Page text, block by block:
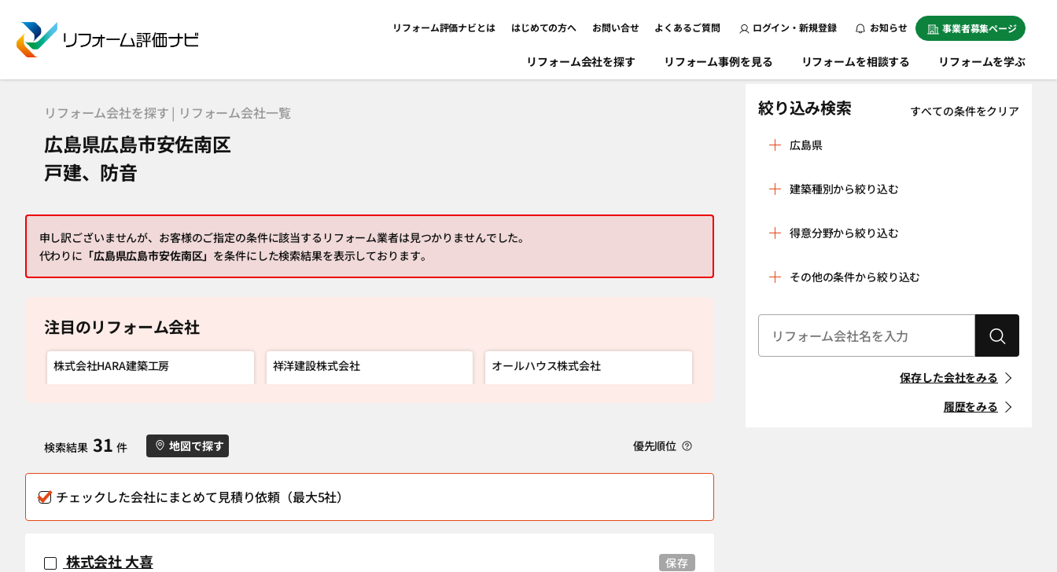
リフォーム評価ナビとは はじめての方へ お問い合せ よくあるご質問 ログイン・新規登録 お知らせ 事業者募集ページ
リフォーム会社を探す リフォーム事例を見る リフォームを相談する リフォームを学ぶ
リフォーム会社を探す | リフォーム会社一覧
広島県広島市安佐南区
戸建、防音
申し訳ございませんが、お客様のご指定の条件に該当するリフォーム業者は見つかりませんでした。
代わりに 「広島県広島市安佐南区」 を条件にした検索結果を表示しております。
注目のリフォーム会社
株式会社HARA建築工房 祥洋建設株式会社 オールハウス株式会社
検索結果 31 件 地図で探す 優先順位
チェックした会社にまとめて見積り依頼（最大5社）
株式会社 大喜 保存
絞り込み検索 すべての条件をクリア
広島県
安芸高田市
呉市
庄原市
町
竹原市
豊田郡大崎上島
広島市佐伯区
建築種別から絞り込む
得意分野から絞り込む
（全面改修）
器・太陽光発
ど）
ス貼り・左官工
屋根・外壁・防
外構・造園
材、窓、ガラ
その他の条件から絞り込む
建物状況調査
（インスペク
ション）
耐震診断
登録制度」に登録している事
マークの意味
保存した会社をみる
履歴をみる